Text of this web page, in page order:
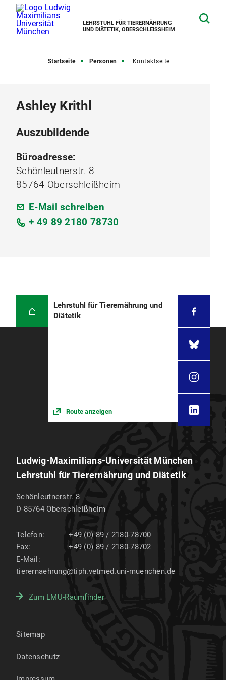
LEHRSTUHL FÜR TIERERNÄHRUNG
UND DIÄTETIK, OBERSCHLEISSHEIM
Startseite Personen Kontaktseite
Ashley Krithl
Auszubildende
Büroadresse:
Schönleutnerstr. 8
85764 Oberschleißheim
E-Mail schreiben
+ 49 89 2180 78730
Lehrstuhl für Tierernährung und
Diätetik
Route anzeigen
Ludwig-Maximilians-Universität München
Lehrstuhl für Tierernährung und Diätetik
Schönleutnerstr. 8
D-85764 Oberschleißheim
Telefon:
+49 (0) 89 / 2180-78700
Fax:
+49 (0) 89 / 2180-78702
E-Mail:
tierernaehrung@tiph.vetmed.uni-muenchen.de
Zum LMU-Raumfinder
Sitemap
Datenschutz